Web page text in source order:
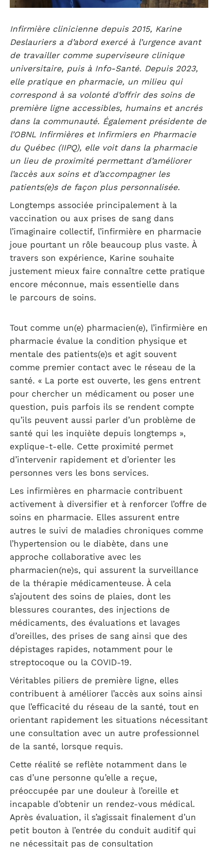
Infirmière clinicienne depuis 2015, Karine
Deslauriers a d’abord exercé à l’urgence avant
de travailler comme superviseure clinique
universitaire, puis à Info-Santé. Depuis 2023,
elle pratique en pharmacie, un milieu qui
correspond à sa volonté d’offrir des soins de
première ligne accessibles, humains et ancrés
dans la communauté. Également présidente de
l’OBNL Infirmières et Infirmiers en Pharmacie
du Québec (IIPQ), elle voit dans la pharmacie
un lieu de proximité permettant d’améliorer
l’accès aux soins et d’accompagner les
patients(e)s de façon plus personnalisée.
Longtemps associée principalement à la
vaccination ou aux prises de sang dans
l’imaginaire collectif, l’infirmière en pharmacie
joue pourtant un rôle beaucoup plus vaste. À
travers son expérience, Karine souhaite
justement mieux faire connaître cette pratique
encore méconnue, mais essentielle dans
le parcours de soins.
Tout comme un(e) pharmacien(e), l’infirmière en
pharmacie évalue la condition physique et
mentale des patients(e)s et agit souvent
comme premier contact avec le réseau de la
santé. « La porte est ouverte, les gens entrent
pour chercher un médicament ou poser une
question, puis parfois ils se rendent compte
qu’ils peuvent aussi parler d’un problème de
santé qui les inquiète depuis longtemps »,
explique-t-elle. Cette proximité permet
d’intervenir rapidement et d’orienter les
personnes vers les bons services.
Les infirmières en pharmacie contribuent
activement à diversifier et à renforcer l’offre de
soins en pharmacie. Elles assurent entre
autres le suivi de maladies chroniques comme
l’hypertension ou le diabète, dans une
approche collaborative avec les
pharmacien(ne)s, qui assurent la surveillance
de la thérapie médicamenteuse. À cela
s’ajoutent des soins de plaies, dont les
blessures courantes, des injections de
médicaments, des évaluations et lavages
d’oreilles, des prises de sang ainsi que des
dépistages rapides, notamment pour le
streptocoque ou la COVID-19.
Véritables piliers de première ligne, elles
contribuent à améliorer l’accès aux soins ainsi
que l’efficacité du réseau de la santé, tout en
orientant rapidement les situations nécessitant
une consultation avec un autre professionnel
de la santé, lorsque requis.
Cette réalité se reflète notamment dans le
cas d’une personne qu’elle a reçue,
préoccupée par une douleur à l’oreille et
incapable d’obtenir un rendez-vous médical.
Après évaluation, il s’agissait finalement d’un
petit bouton à l’entrée du conduit auditif qui
ne nécessitait pas de consultation